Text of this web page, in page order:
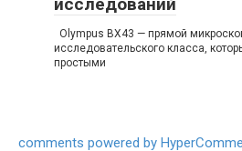
Olympus BX43 — прямой
исследовательского класса,
простыми
comments powered by